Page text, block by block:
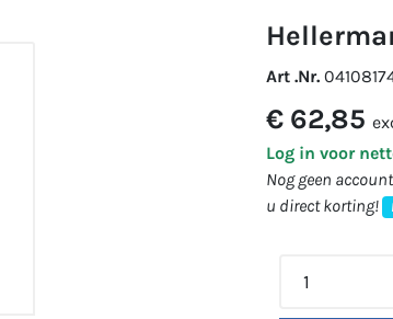
Art .Nr.
€ 62,85
Log in voor
Nog geen
u direct korting!